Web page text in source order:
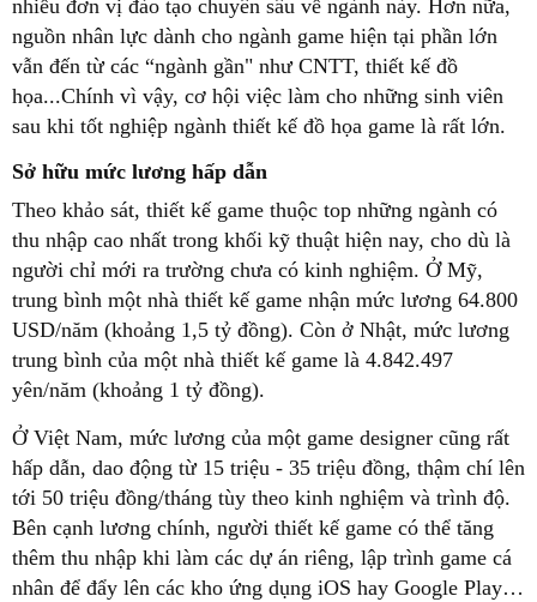
nhiều đơn vị đào tạo chuyên sâu về ngành này. Hơn nữa,
nguồn nhân lực dành cho ngành game hiện tại phần lớn
vẫn đến từ các “ngành gần" như CNTT, thiết kế đồ
họa...Chính vì vậy, cơ hội việc làm cho những sinh viên
sau khi tốt nghiệp ngành thiết kế đồ họa game là rất lớn.
Sở hữu mức lương hấp dẫn
Theo khảo sát, thiết kế game thuộc top những ngành có
thu nhập cao nhất trong khối kỹ thuật hiện nay, cho dù là
người chỉ mới ra trường chưa có kinh nghiệm. Ở Mỹ,
trung bình một nhà thiết kế game nhận mức lương 64.800
USD/năm (khoảng 1,5 tỷ đồng). Còn ở Nhật, mức lương
trung bình của một nhà thiết kế game là 4.842.497
yên/năm (khoảng 1 tỷ đồng).
Ở Việt Nam, mức lương của một game designer cũng rất
hấp dẫn, dao động từ 15 triệu - 35 triệu đồng, thậm chí lên
tới 50 triệu đồng/tháng tùy theo kinh nghiệm và trình độ.
Bên cạnh lương chính, người thiết kế game có thể tăng
thêm thu nhập khi làm các dự án riêng, lập trình game cá
nhân để đẩy lên các kho ứng dụng iOS hay Google Play…